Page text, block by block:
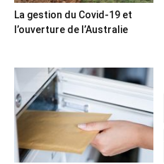
La gestion du Covid-19 et
l’ouverture de l’Australie